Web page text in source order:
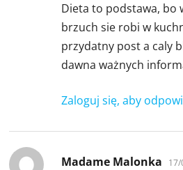
Dieta to podstawa, bo
brzuch sie robi w
przydatny post a caly
dawna ważnych
Zaloguj się, aby
Madame Malonka 17/